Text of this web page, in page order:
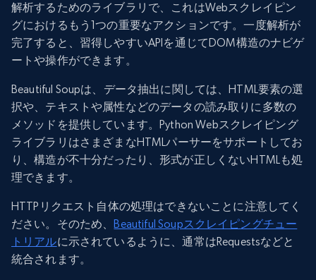
解析するためのライブラリで、これはWebスクレイピン
グにおけるもう1つの重要なアクションです。一度解析が
完了すると、習得しやすいAPIを通じてDOM構造のナビゲ
ートや操作ができます。
Beautiful Soupは、データ抽出に関しては、HTML要素の選
択や、テキストや属性などのデータの読み取りに多数の
メソッドを提供しています。Python Webスクレイピング
ライブラリはさまざまなHTMLパーサーをサポートしてお
り、構造が不十分だったり、形式が正しくないHTMLも処
理できます。
HTTPリクエスト自体の処理はできないことに注意してく
ださい。そのため、 Beautiful Soupスクレイピングチュー
トリアルに示されているように、通常はRequestsなどと
統合されます。